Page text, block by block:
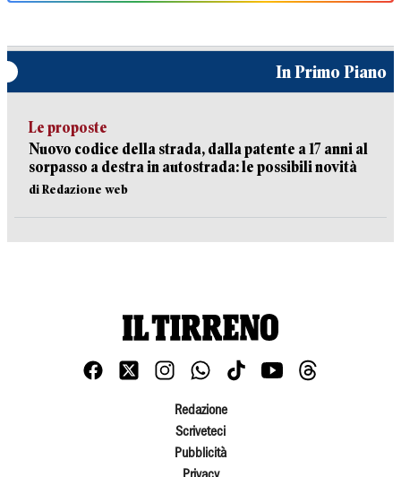
In Primo Piano
Le proposte
Nuovo codice della strada, dalla patente a 17 anni al
sorpasso a destra in autostrada: le possibili novità
di Redazione web
Redazione
Scriveteci
Pubblicità